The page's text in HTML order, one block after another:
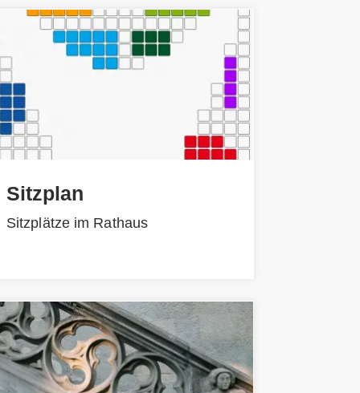
Sitzplan
Sitzplätze im Rathaus